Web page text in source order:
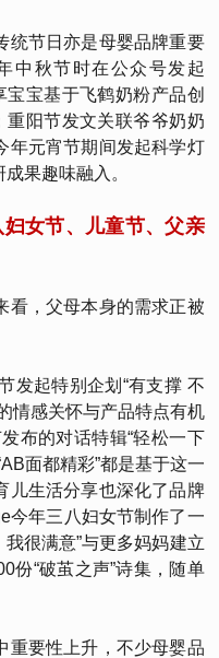
统节日亦是母婴品牌重要
中秋节时在公众号发起
宝宝基于飞鹤奶粉产品创
重阳节发文关联爷爷奶奶
年元宵节期间发起科学灯
果趣味融入。
女节、儿童节、父亲
看，父母本身的需求正被
发起特别企划“有支撑 不
情感关怀与产品特点有机
布的对话特辑“轻松一下
面都精彩”都是基于这一
儿生活分享也深化了品牌
今年三八妇女节制作了一
我很满意”与更多妈妈建立
份“破茧之声”诗集，随单
重要性上升，不少母婴品